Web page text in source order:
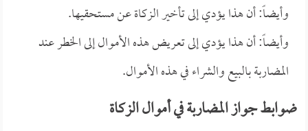
وأيضاً: أن هذا يؤدي إلى تأخير الزكاة عن مستحقيها.
وأيضاً: أن هذا يؤدي إلى تعريض هذه الأموال إلى الخطر عند
المضاربة بالبيع والشراء في هذه الأموال.
ضوابط جواز المضاربة في أموال الزكاة